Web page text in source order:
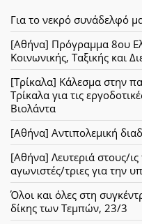
Για το νεκρό συνάδελφό
[Αθήνα] Πρόγραμμα 8ου
Κοινωνικής, Ταξικής και
[Τρίκαλα] Κάλεσμα στην
Τρίκαλα για τις
Βιολάντα
[Αθήνα] Αντιπολεμική
[Αθήνα] Λευτεριά στους/
αγωνιστές/τριες για την
Όλοι και όλες στη
δίκης των Τεμπών, 23/3